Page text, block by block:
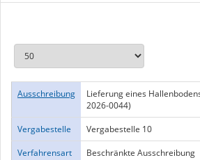
Ausschreibung
Lieferung eines
2026-0044)
Vergabestelle
Vergabestelle 10
Verfahrensart
Beschränkte Ausschreibung